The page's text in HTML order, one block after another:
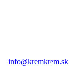
info@kremkrem.sk